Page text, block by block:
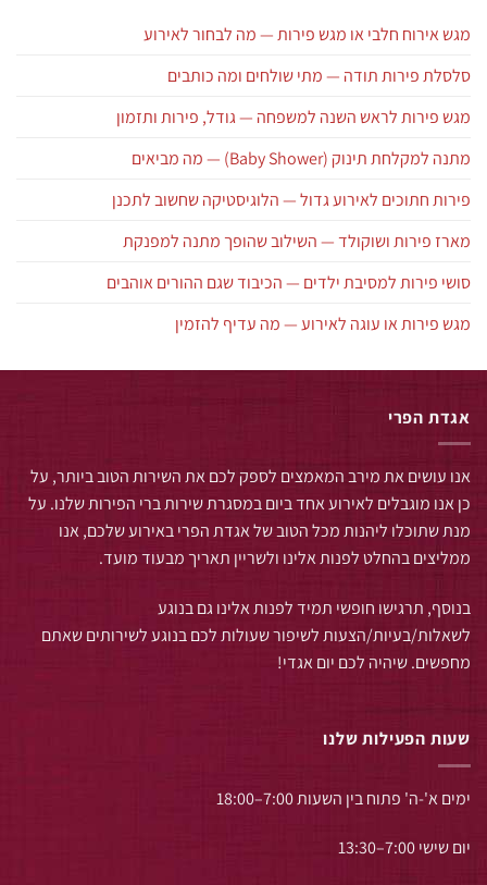
מגש אירוח חלבי או מגש פירות — מה לבחור לאירוע
סלסלת פירות תודה — מתי שולחים ומה כותבים
מגש פירות לראש השנה למשפחה — גודל, פירות ותזמון
מתנה למקלחת תינוק (Baby Shower) — מה מביאים
פירות חתוכים לאירוע גדול — הלוגיסטיקה שחשוב לתכנן
מארז פירות ושוקולד — השילוב שהופך מתנה למפנקת
סושי פירות למסיבת ילדים — הכיבוד שגם ההורים אוהבים
מגש פירות או עוגה לאירוע — מה עדיף להזמין
אגדת הפרי
אנו עושים את מירב המאמצים לספק לכם את השירות הטוב ביותר, על
כן אנו מוגבלים לאירוע אחד ביום במסגרת שירות ברי הפירות שלנו. על
מנת שתוכלו ליהנות מכל הטוב של אגדת הפרי באירוע שלכם, אנו
ממליצים בהחלט לפנות אלינו ולשריין תאריך מבעוד מועד.
בנוסף, תרגישו חופשי תמיד לפנות אלינו גם בנוגע
לשאלות/בעיות/הצעות לשיפור שעולות לכם בנוגע לשירותים שאתם
מחפשים. שיהיה לכם יום אגדי!
שעות הפעילות שלנו
ימים א'-ה' פתוח בין השעות 7:00–18:00
יום שישי 7:00–13:30